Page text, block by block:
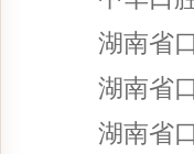
湖南省口
湖南省口
湖南省口